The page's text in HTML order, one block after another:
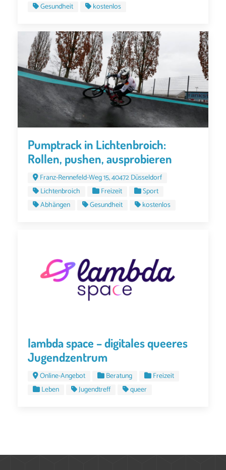
Gesundheit
kostenlos
Pumptrack in Lichtenbroich:
Rollen, pushen, ausprobieren
Franz-Rennefeld-Weg 15, 40472 Düsseldorf
Lichtenbroich
Freizeit
Sport
Abhängen
Gesundheit kostenlos
lambda space – digitales queeres
Jugendzentrum
Online-Angebot Beratung
Freizeit
Leben
Jugendtreff queer